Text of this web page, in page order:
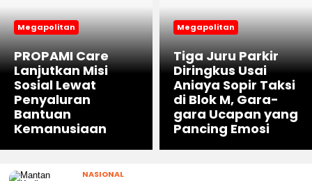
Megapolitan
PROPAMI Care
Lanjutkan Misi
Sosial Lewat
Penyaluran
Bantuan
Kemanusiaan
Megapolitan
Tiga Juru Parkir
Diringkus Usai
Aniaya Sopir Taksi
di Blok M, Gara-
gara Ucapan yang
Pancing Emosi
NASIONAL